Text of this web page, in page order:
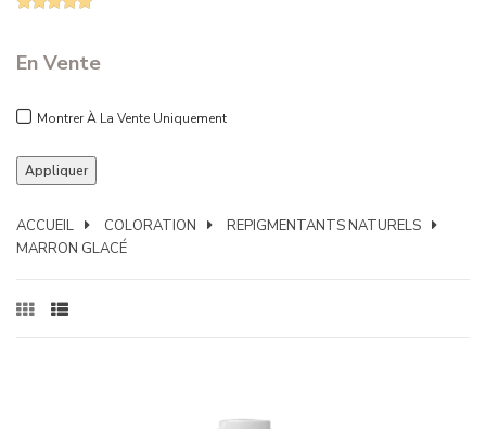
En Vente
Montrer À La Vente Uniquement
ACCUEIL COLORATION
REPIGMENTANTS NATURELS
MARRON GLACÉ